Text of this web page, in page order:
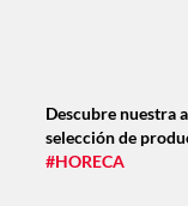
Descubre nuestra
selección de
#HORECA